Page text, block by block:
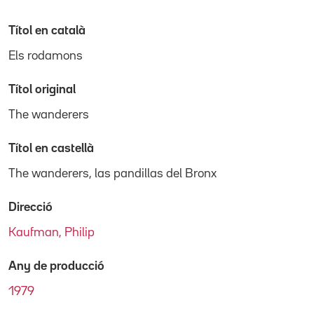
Títol en català
Els rodamons
Títol original
The wanderers
Títol en castellà
The wanderers, las pandillas del Bronx
Direcció
Kaufman, Philip
Any de producció
1979